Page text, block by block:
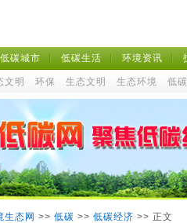
低碳城市 低碳生活 环境资讯
文明 环保 生态文明 生态环境 低
生态网 >> 低碳 >> 低碳经济 >> 正文